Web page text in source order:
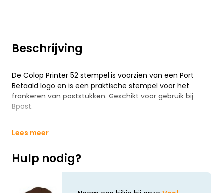
Beschrijving
De Colop Printer 52 stempel is voorzien van een Port
Betaald logo en is een praktische stempel voor het
frankeren van poststukken. Geschikt voor gebruik bij
Bpost.
Lees meer
Hulp nodig?